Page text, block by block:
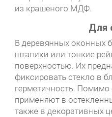
из крашеного МДФ.
Для
В деревянных оконных
штапики или тонкие
поверхностью. Их
фиксировать стекло в
герметичность. Помимо
применяют в
также в декоративных